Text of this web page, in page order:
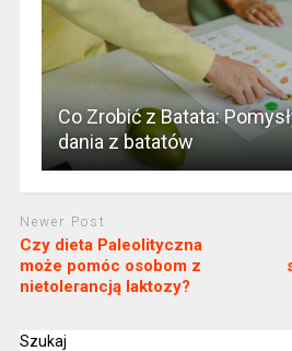
Co Zrobić z Batata:
dania z batatów
Newer Post
Czy dieta Paleolityczna
może pomóc osobom z
nietolerancją laktozy?
Szukaj